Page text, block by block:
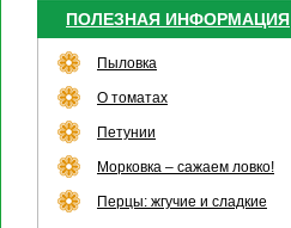
ПОЛЕЗНАЯ ИНФОРМАЦИЯ
Пыловка
О томатах
Петунии
Морковка – сажаем ловко!
Перцы: жгучие и сладкие